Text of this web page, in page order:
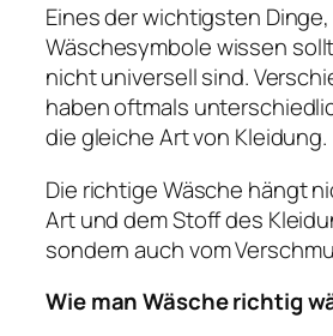
Eines der wichtigsten
Wäschesymbole wissen
nicht universell sind.
haben oftmals
die gleiche Art von Kleidung.
Die richtige Wäsche hängt
Art und dem Stoff des
sondern auch vom
Wie man Wäsche richtig